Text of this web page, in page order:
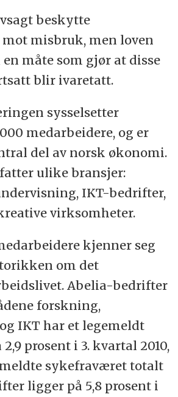
beskytte
misbruk, men loven
måte som gjør at disse
blir ivaretatt.
sysselsetter
medarbeidere, og er
del av norsk økonomi.
ulike bransjer:
IKT-bedrifter,
virksomheter.
kjenner seg
om det
Abelia-bedrifter
forskning,
IKT har et legemeldt
prosent i 3. kvartal 2010,
sykefraværet totalt
ligger på 5,8 prosent i